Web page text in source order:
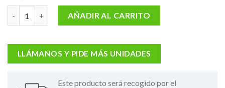
Kneipp sueño complet 30 comprimidos cantidad
AÑADIR AL CARRITO
LLÁMANOS Y PIDE MÁS UNIDADES
Este producto será recogido por el